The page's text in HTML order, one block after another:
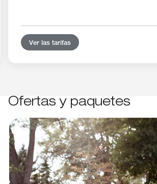
Ver las tarifas
Ofertas y paquetes